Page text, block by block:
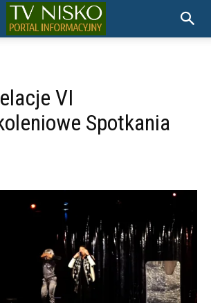
VI
Spotkania